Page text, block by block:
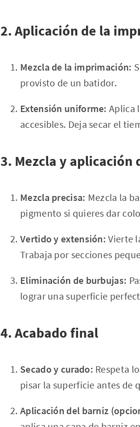
2. Aplicación de la
Mezcla de la imprimación:
provisto de un batidor.
Extensión uniforme: Aplica
accesibles. Deja secar el
3. Mezcla y aplicación
Mezcla precisa: Mezcla la
pigmento si quieres dar
Vertido y extensión: Vierte
Trabaja por secciones
Eliminación de burbujas:
lograr una superficie
4. Acabado final
Secado y curado: Respeta
pisar la superficie antes de
Aplicación del barniz